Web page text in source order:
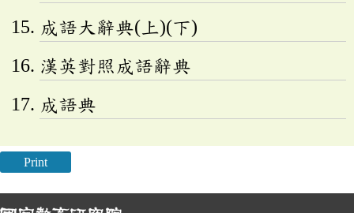
成語大辭典(上)(下)
漢英對照成語辭典
成語典
Print